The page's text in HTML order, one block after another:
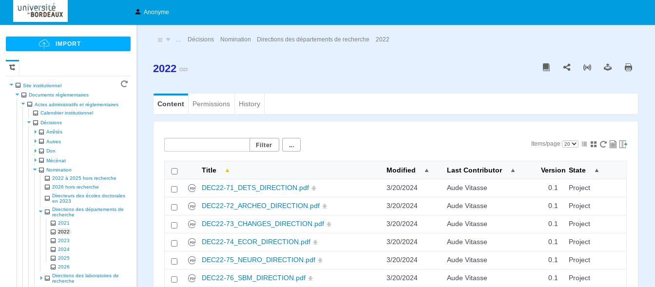
Anonyme
Site institutionnel
Documents réglementaires
Actes administratifs et réglementaires
Calendrier institutionnel
Décisions
Arrêtés
Autres
Don
Mécénat
Nomination
2022 à 2025 hors recherche
2026 hors recherche
Directeurs des écoles doctorales
en 2023
Directions des départements de
recherche
2021
2022
2023
2024
2025
2026
Directions des laboratoires de
recherche
… Décisions Nomination Directions des départements de recherche 2022
2022
Content Permissions History
... Items/page
Title Modified Last Contributor Version State
DEC22-71_DETS_DIRECTION.pdf 3/20/2024 Aude Vitasse 0.1 Project
DEC22-72_ARCHEO_DIRECTION.pdf 3/20/2024 Aude Vitasse 0.1 Project
DEC22-73_CHANGES_DIRECTION.pdf 3/20/2024 Aude Vitasse 0.1 Project
DEC22-74_ECOR_DIRECTION.pdf 3/20/2024 Aude Vitasse 0.1 Project
DEC22-75_NEURO_DIRECTION.pdf 3/20/2024 Aude Vitasse 0.1 Project
DEC22-76_SBM_DIRECTION.pdf 3/20/2024 Aude Vitasse 0.1 Project